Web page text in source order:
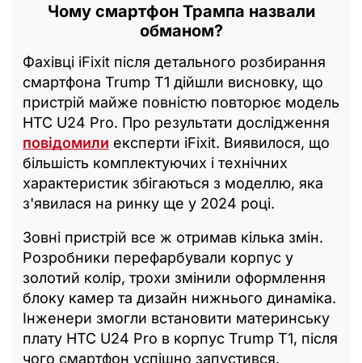
Чому смартфон Трампа назвали
обманом?
Фахівці iFixit після детального розбирання
смартфона Trump T1 дійшли висновку, що
пристрій майже повністю повторює модель
HTC U24 Pro. Про результати дослідження
повідомили експерти iFixit. Виявилося, що
більшість комплектуючих і технічних
характеристик збігаються з моделлю, яка
з'явилася на ринку ще у 2024 році.
Зовні пристрій все ж отримав кілька змін.
Розробники перефарбували корпус у
золотий колір, трохи змінили оформлення
блоку камер та дизайн нижнього динаміка.
Інженери змогли встановити материнську
плату HTC U24 Pro в корпус Trump T1, після
чого смартфон успішно запустився.